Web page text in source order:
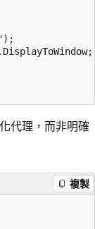
代理，而非明確
複製